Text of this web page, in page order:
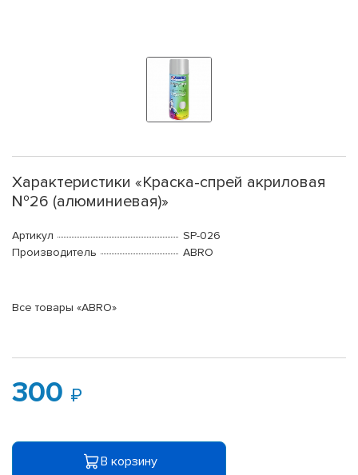
Характеристики «Краска-спрей акриловая
№26 (алюминиевая)»
Артикул
SP-026
Производитель
ABRO
Все товары «ABRO»
300
В корзину